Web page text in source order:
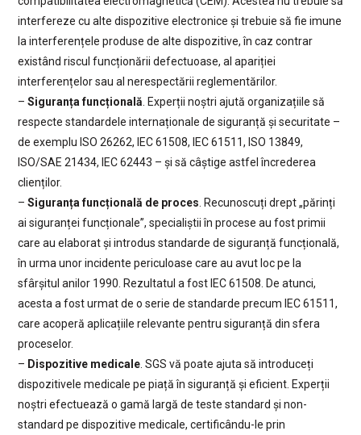
interfereze cu alte dispozitive electronice și trebuie să fie imune
la interferențele produse de alte dispozitive, în caz contrar
existând riscul funcționării defectuoase, al apariției
interferențelor sau al nerespectării reglementărilor.
– Siguranța funcțională . Experții noștri ajută organizațiile să
respecte standardele internaționale de siguranță și securitate –
de exemplu ISO 26262, IEC 61508, IEC 61511, ISO 13849,
ISO/SAE 21434, IEC 62443 – și să câștige astfel încrederea
clienților.
– Siguranța funcțională de proces . Recunoscuți drept „părinți
ai siguranței funcționale”, specialiștii în procese au fost primii
care au elaborat și introdus standarde de siguranță funcțională,
în urma unor incidente periculoase care au avut loc pe la
sfârșitul anilor 1990. Rezultatul a fost IEC 61508. De atunci,
acesta a fost urmat de o serie de standarde precum IEC 61511,
care acoperă aplicațiile relevante pentru siguranță din sfera
proceselor.
– Dispozitive medicale. SGS vă poate ajuta să introduceți
dispozitivele medicale pe piață în siguranță și eficient. Experții
noștri efectuează o gamă largă de teste standard și non-
standard pe dispozitive medicale, certificându-le prin